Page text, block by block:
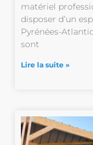
matériel
disposer d’un
Pyrénées-
sont
Lire la suite »